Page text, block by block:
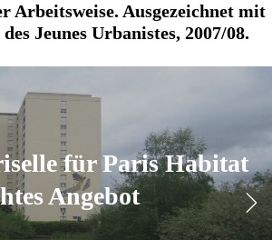
Arbeitsweise. Ausgezeichnet mit
Jeunes Urbanistes, 2007/08.
für Paris Habitat
Angebot